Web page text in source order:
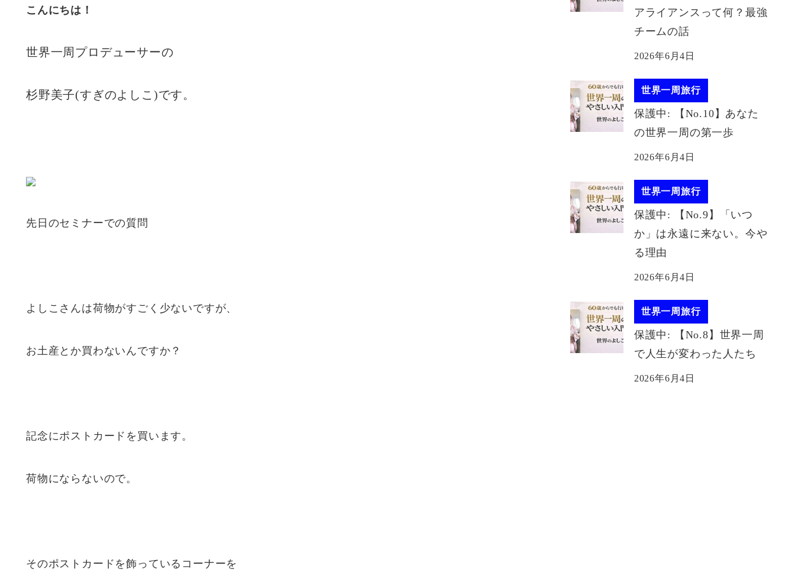
こんにちは！
世界一周プロデューサーの
杉野美子(すぎのよしこ)です。
先日のセミナーでの質問
よしこさんは荷物がすごく少ないですが、
お土産とか買わないんですか？
記念にポストカードを買います。
荷物にならないので。
そのポストカードを飾っているコーナーを
アライアンスって何？最強
チームの話
2026年6月4日
世界一周旅行
保護中: 【No.10】あなた
の世界一周の第一歩
2026年6月4日
世界一周旅行
保護中: 【No.9】「いつ
か」は永遠に来ない。今や
る理由
2026年6月4日
世界一周旅行
保護中: 【No.8】世界一周
で人生が変わった人たち
2026年6月4日